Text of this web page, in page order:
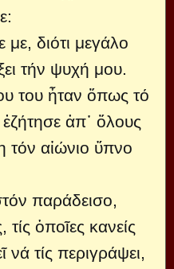
διότι μεγάλο
τήν ψυχή μου.
του ἦταν ὅπως τό
ἀπ᾿ ὅλους
τόν αἰώνιο ὕπνο
παράδεισο,
τίς ὁποῖες κανείς
νά τίς περιγράψει,